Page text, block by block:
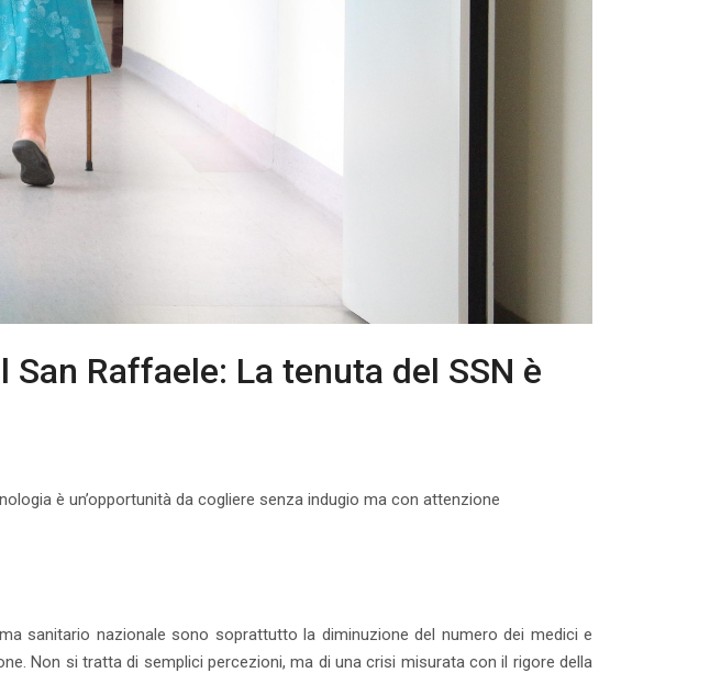
Raffaele: La tenuta del SSN è
è un’opportunità da cogliere senza indugio ma con attenzione
sanitario nazionale sono soprattutto la diminuzione del numero dei medici e
Non si tratta di semplici percezioni, ma di una crisi misurata con il rigore della